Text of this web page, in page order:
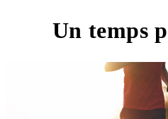
Un temps